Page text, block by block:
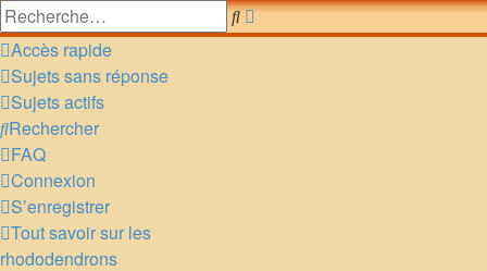
Rechercher
Recherche
avancée
Accès rapide
Sujets sans réponse
Sujets actifs
Rechercher
FAQ
Connexion
S’enregistrer
Tout savoir sur les
rhododendrons